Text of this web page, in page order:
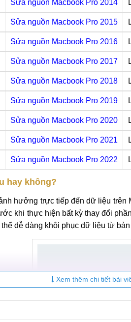
Sửa nguồn Macbook Pro 2014
Sửa nguồn Macbook Pro 2015
Sửa nguồn Macbook Pro 2016
Sửa nguồn Macbook Pro 2017
Sửa nguồn Macbook Pro 2018
Sửa nguồn Macbook Pro 2019
Sửa nguồn Macbook Pro 2020
Sửa nguồn Macbook Pro 2021
Sửa nguồn Macbook Pro 2022
hay không?
hưởng trực tiếp đến dữ liệu trên
khi thực hiện bất kỳ thay đổi
dễ dàng khôi phục dữ liệu từ
Xem thêm chi tiết bài